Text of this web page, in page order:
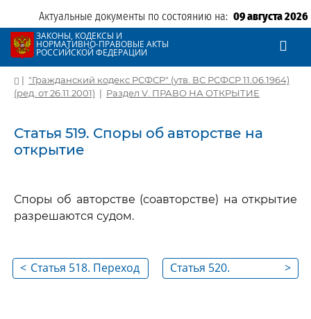
Актуальные документы по состоянию на: 09 августа 2026
ЗАКОНЫ, КОДЕКСЫ И
НОРМАТИВНО-ПРАВОВЫЕ АКТЫ
РОССИЙСКОЙ ФЕДЕРАЦИИ
| "Гражданский кодекс РСФСР" (утв. ВС РСФСР 11.06.1964)
(ред. от 26.11.2001) | Раздел V. ПРАВО НА ОТКРЫТИЕ
Статья 519. Споры об авторстве на
открытие
Споры об авторстве (соавторстве) на открытие
разрешаются судом.
< Статья 518. Переход
>
Статья 520.